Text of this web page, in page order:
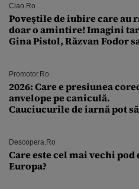
Ciao.ro
Poveştile de iubire care au
doar o amintire! Imagini
Gina Pistol, Răzvan Fodor
Promotor.ro
2026: Care e presiunea
anvelope pe caniculă.
Cauciucurile de iarnă pot
Descopera.ro
Care este cel mai vechi pod
Europa?